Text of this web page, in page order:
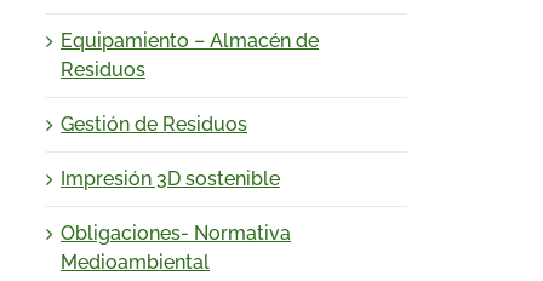
Equipamiento – Almacén de
Residuos
Gestión de Residuos
Impresión 3D sostenible
Obligaciones- Normativa
Medioambiental